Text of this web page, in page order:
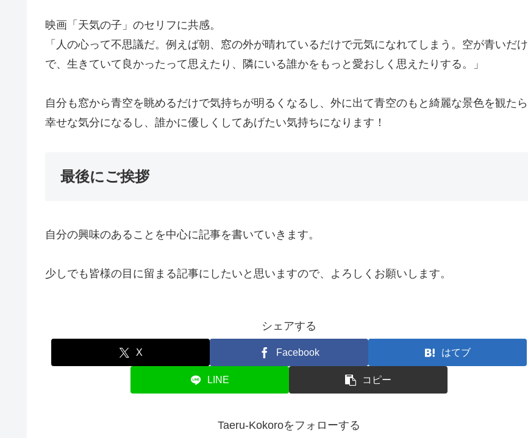
映画「天気の子」のセリフに共感。
「人の心って不思議だ。例えば朝、窓の外が晴れているだけで元気になれてしまう。空が青いだけ
で、生きていて良かったって思えたり、隣にいる誰かをもっと愛おしく思えたりする。」
自分も窓から青空を眺めるだけで気持ちが明るくなるし、外に出て青空のもと綺麗な景色を観たら
幸せな気分になるし、誰かに優しくしてあげたい気持ちになります！
最後にご挨拶
自分の興味のあることを中心に記事を書いていきます。
少しでも皆様の目に留まる記事にしたいと思いますので、よろしくお願いします。
シェアする
X Facebook はてブ
LINE コピー
Taeru-Kokoroをフォローする